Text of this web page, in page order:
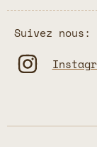
Suivez nous: